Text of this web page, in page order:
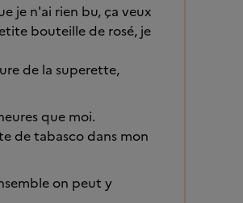
je n'ai rien bu, ça veux
bouteille de rosé, je
de la superette,
que moi.
de tabasco dans mon
on peut y